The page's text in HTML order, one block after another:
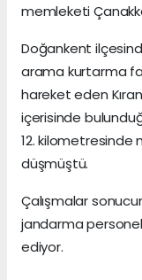
memleketi
Doğankent
arama kurtarma
hareket eden
içerisinde
12.
düşmüştü.
Çalışmalar
jandarma
ediyor.